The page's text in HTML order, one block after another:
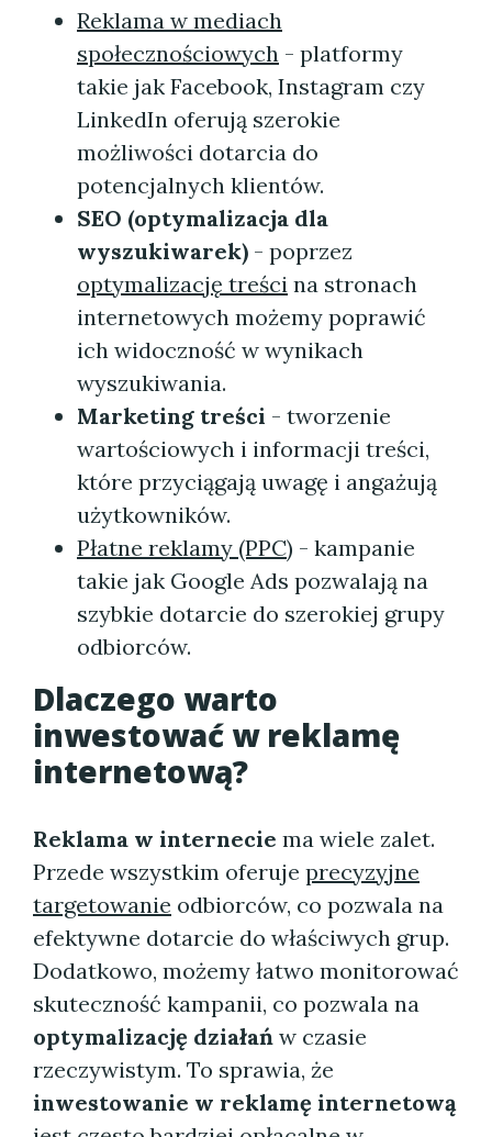
Reklama w mediach
społecznościowych - platformy
takie jak Facebook, Instagram czy
LinkedIn oferują szerokie
możliwości dotarcia do
potencjalnych klientów.
SEO (optymalizacja dla
wyszukiwarek) - poprzez
optymalizację treści na stronach
internetowych możemy poprawić
ich widoczność w wynikach
wyszukiwania.
Marketing treści - tworzenie
wartościowych i informacji treści,
które przyciągają uwagę i angażują
użytkowników.
Płatne reklamy (PPC) - kampanie
takie jak Google Ads pozwalają na
szybkie dotarcie do szerokiej grupy
odbiorców.
Dlaczego warto
inwestować w reklamę
internetową?
Reklama w internecie ma wiele zalet.
Przede wszystkim oferuje precyzyjne
targetowanie odbiorców, co pozwala na
efektywne dotarcie do właściwych grup.
Dodatkowo, możemy łatwo monitorować
skuteczność kampanii, co pozwala na
optymalizację działań w czasie
rzeczywistym. To sprawia, że
inwestowanie w reklamę internetową